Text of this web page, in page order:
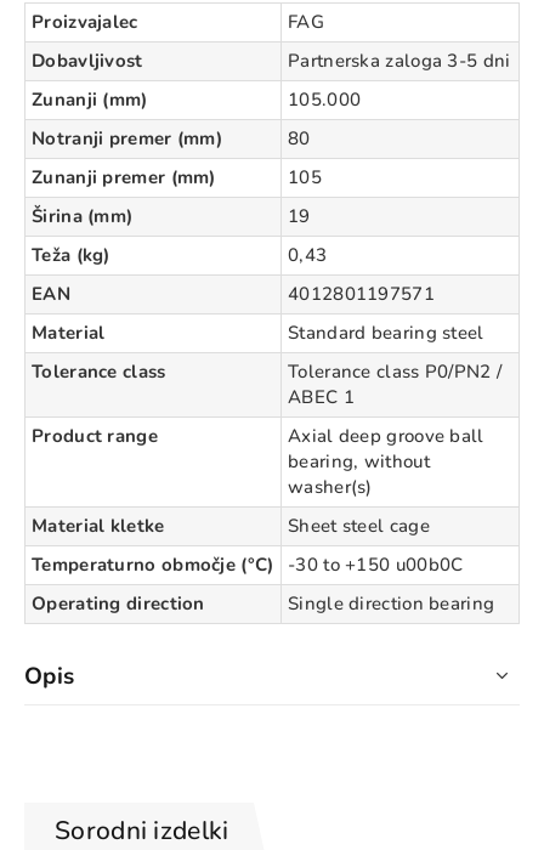
Proizvajalec
FAG
Dobavljivost
Partnerska zaloga 3-5 dni
Zunanji (mm)
105.000
Notranji premer (mm)
80
Zunanji premer (mm)
105
Širina (mm)
19
Teža (kg)
0,43
EAN
4012801197571
Material
Standard bearing steel
Tolerance class
Tolerance class P0/PN2 /
ABEC 1
Product range
Axial deep groove ball
bearing, without
washer(s)
Material kletke
Sheet steel cage
Temperaturno območje (°C)
-30 to +150 u00b0C
Operating direction
Single direction bearing
Opis
Sorodni izdelki